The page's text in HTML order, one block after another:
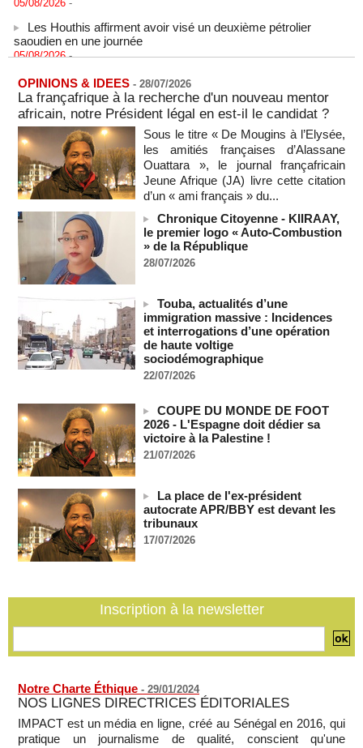
saoudien en une journée
05/08/2026 -
saoudien en une journée
05/08/2026 -
Après la France et Ouattara, comment la CEDEAO sabote la
création d'une monnaie ouest-africaine unique
05/08/2026 -MOMO ALADJI
La Banque mondiale accorde un prêt de 340 milliards de
francs CFA au Sénégal pour divers projets
05/08/2026 -
Election du SG de l’ONU : L'Afrique apparait comme la
région qui affaiblit le principe de rotation régionale (Carlos
Lopez)
05/08/2026 -
gelés pour financer l’Ukraine
05/08/2026
Deux soldats israéliens ont été tués et plusieurs autres
blessés lors d'une explosion dans le sud du Liban
05/08/2026 -
véhicules militaires au Mali
05/08/2026 -
RDC: entre 2000 et 5000 tonnes d'uranium exportées avec
le cobalt vers la Chine en 20 ans, selon une enquête
05/08/2026 -
Le plus vieux président du monde remanie l'armée, son
absence alimentant l'inquiétude
05/08/2026 -
Comment les rebelles font entrer des armes en Centrafrique
Mali: la Cour suprême rejette la demande de libération du
OPINIONS & IDEES - 28/07/2026
La françafrique à la recherche d'un nouveau mentor
africain, notre Président légal en est-il le candidat ?
Sous le titre « De Mougins à l’Elysée,
les amitiés françaises d’Alassane
Ouattara », le journal françafricain
Jeune Afrique (JA) livre cette citation
d’un « ami français » du...
Chronique Citoyenne - KIIRAAY,
le premier logo « Auto-Combustion
» de la République
28/07/2026
Touba, actualités d’une
immigration massive : Incidences
et interrogations d’une opération
de haute voltige
sociodémographique
22/07/2026
COUPE DU MONDE DE FOOT
2026 - L'Espagne doit dédier sa
victoire à la Palestine !
21/07/2026
La place de l'ex-président
autocrate APR/BBY est devant les
tribunaux
17/07/2026
Inscription à la newsletter
Notre Charte Éthique - 29/01/2024
NOS LIGNES DIRECTRICES ÉDITORIALES
IMPACT est un média en ligne, créé au Sénégal en 2016, qui
pratique un journalisme de qualité, conscient qu'une